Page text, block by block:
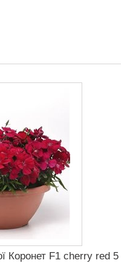
Коронет F1 cherry red 5